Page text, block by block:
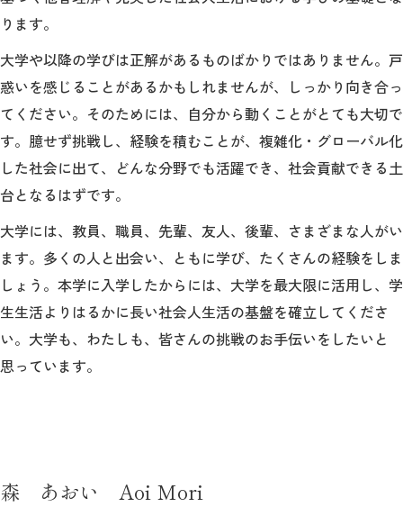
ります。
大学や以降の学びは正解があるものばかりではありません。戸
惑いを感じることがあるかもしれませんが、しっかり向き合っ
てください。そのためには、自分から動くことがとても大切で
す。臆せず挑戦し、経験を積むことが、複雑化・グローバル化
した社会に出て、どんな分野でも活躍でき、社会貢献できる土
台となるはずです。
大学には、教員、職員、先輩、友人、後輩、さまざまな人がい
ます。多くの人と出会い、ともに学び、たくさんの経験をしま
しょう。本学に入学したからには、大学を最大限に活用し、学
生生活よりはるかに長い社会人生活の基盤を確立してくださ
い。大学も、わたしも、皆さんの挑戦のお手伝いをしたいと
思っています。
森 あおい Aoi Mori